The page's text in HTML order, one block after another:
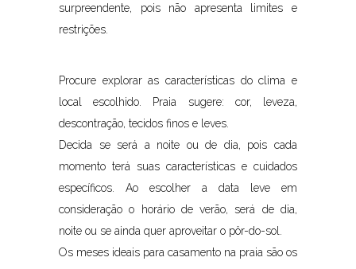
surpreendente, pois não apresenta limites e
restrições.
Procure explorar as características do clima e
local escolhido. Praia sugere: cor, leveza,
descontração, tecidos finos e leves.
Decida se será a noite ou de dia, pois cada
momento terá suas características e cuidados
específicos. Ao escolher a data leve em
consideração o horário de verão, será de dia,
noite ou se ainda quer aproveitar o pôr-do-sol.
Os meses ideais para casamento na praia são os